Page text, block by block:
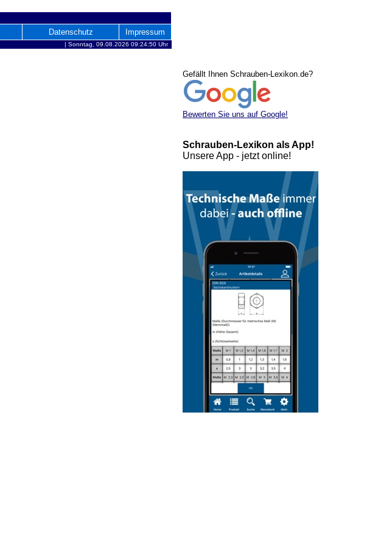
Datenschutz Impressum
| Sonntag, 09.08.2026 09:24:50 Uhr
Gefällt Ihnen Schrauben-Lexikon.de?
Bewerten Sie uns auf Google!
Schrauben-Lexikon als App!
Unsere App - jetzt online!